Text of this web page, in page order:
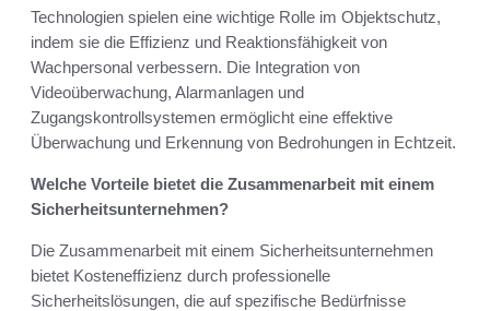
Technologien spielen eine wichtige Rolle im Objektschutz,
indem sie die Effizienz und Reaktionsfähigkeit von
Wachpersonal verbessern. Die Integration von
Videoüberwachung, Alarmanlagen und
Zugangskontrollsystemen ermöglicht eine effektive
Überwachung und Erkennung von Bedrohungen in Echtzeit.
Welche Vorteile bietet die Zusammenarbeit mit einem
Sicherheitsunternehmen?
Die Zusammenarbeit mit einem Sicherheitsunternehmen
bietet Kosteneffizienz durch professionelle
Sicherheitslösungen, die auf spezifische Bedürfnisse